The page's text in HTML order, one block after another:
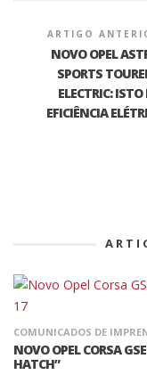
ARTIGO
NOVO OPEL
SPORTS
ELECTRIC: ISTO
EFICIÊNCIA
COMUNICADOS DE
NOVO OPEL CORSA
HATCH”